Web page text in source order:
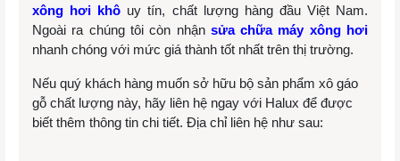
xông hơi khô uy tín, chất lượng hàng đầu Việt Nam.
Ngoài ra chúng tôi còn nhận sửa chữa máy xông hơi
nhanh chóng với mức giá thành tốt nhất trên thị trường.
Nếu quý khách hàng muốn sở hữu bộ sản phẩm xô gáo
gỗ chất lượng này, hãy liên hệ ngay với Halux để được
biết thêm thông tin chi tiết. Địa chỉ liên hệ như sau: